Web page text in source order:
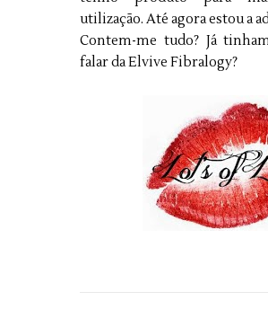
utilização. Até agora estou a
Contem-me tudo? Já
falar da Elvive Fibralogy?